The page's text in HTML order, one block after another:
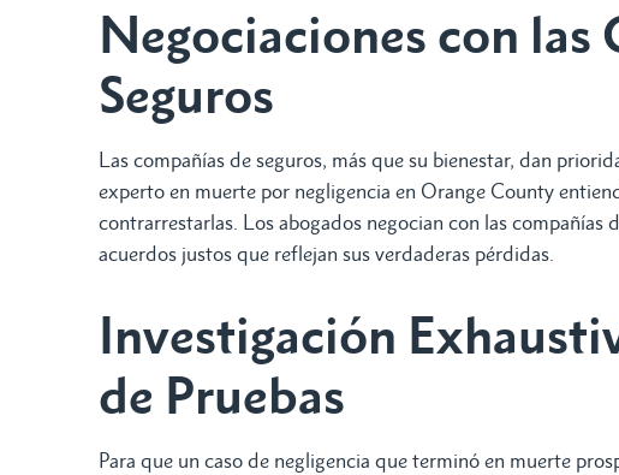
Negociaciones con las
Seguros
Las compañías de seguros, más que su bienestar, dan
experto en muerte por negligencia en Orange County
contrarrestarlas. Los abogados negocian con las compañías
acuerdos justos que reflejan sus verdaderas pérdidas.
Investigación
de Pruebas
Para que un caso de negligencia que terminó en muerte